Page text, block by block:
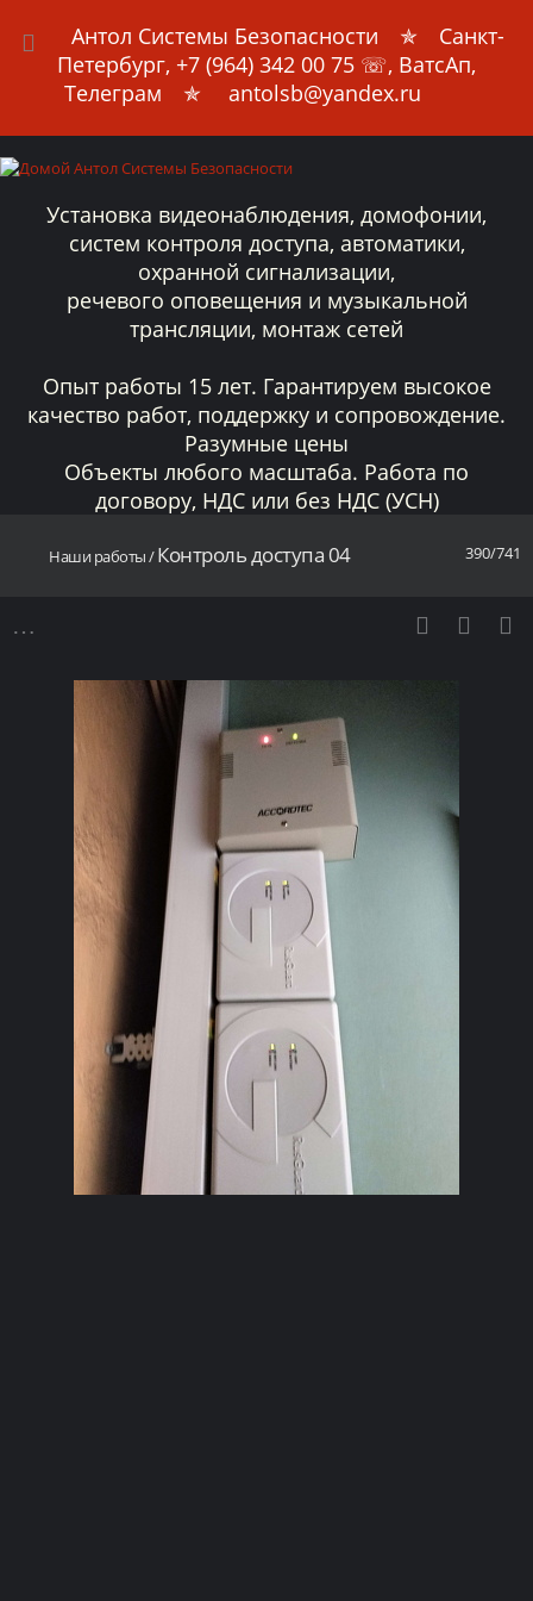
Антол Системы Безопасности ✯ Санкт-
Петербург, +7 (964) 342 00 75 ☏, ВатсАп,
Телеграм ✯ antolsb@yandex.ru
Установка видеонаблюдения, домофонии,
систем контроля доступа, автоматики,
охранной сигнализации,
речевого оповещения и музыкальной
трансляции, монтаж сетей
Опыт работы 15 лет. Гарантируем высокое
качество работ, поддержку и сопровождение.
Разумные цены
Объекты любого масштаба. Работа по
договору, НДС или без НДС (УСН)
390/741
Наши работы/Контроль доступа 04